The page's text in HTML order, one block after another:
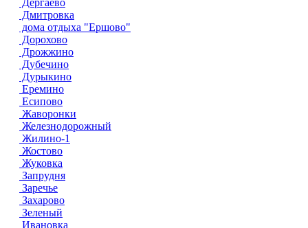
Дергаево
Дмитровка
дома отдыха "Ершово"
Дорохово
Дрожжино
Дубечино
Дурыкино
Еремино
Есипово
Жаворонки
Железнодорожный
Жилино-1
Жостово
Жуковка
Запрудня
Заречье
Захарово
Зеленый
Ивановка